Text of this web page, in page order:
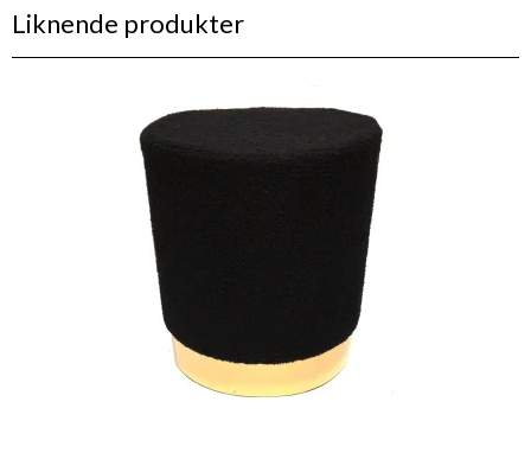
Liknende produkter